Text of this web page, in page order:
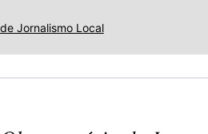
Jornalismo Local